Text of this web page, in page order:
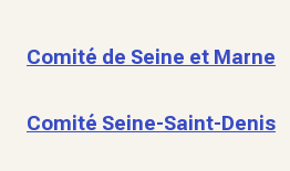
Comité de Seine et Marne
Comité Seine-Saint-Denis